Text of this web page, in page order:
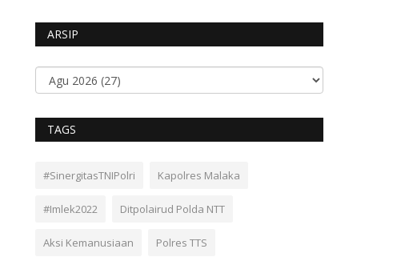
ARSIP
TAGS
#SinergitasTNIPolri Kapolres Malaka
#Imlek2022 Ditpolairud Polda NTT
Aksi Kemanusiaan Polres TTS